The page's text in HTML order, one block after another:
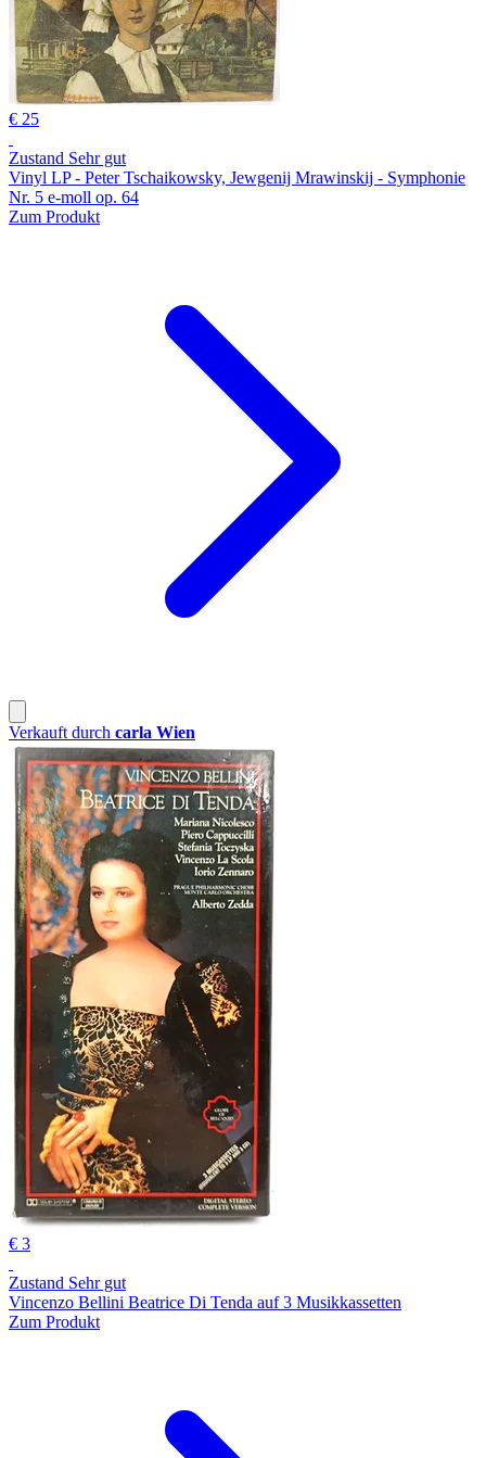
€ 25
Zustand Sehr gut
Vinyl LP - Peter Tschaikowsky, Jewgenij Mrawinskij - Symphonie
Nr. 5 e-moll op. 64
Zum Produkt
Verkauft durch carla Wien
€ 3
Zustand Sehr gut
Vincenzo Bellini Beatrice Di Tenda auf 3 Musikkassetten
Zum Produkt